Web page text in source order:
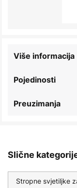
Pojedinosti
Više informacija
Preuzimanja
Slične
Stropne svjetiljke